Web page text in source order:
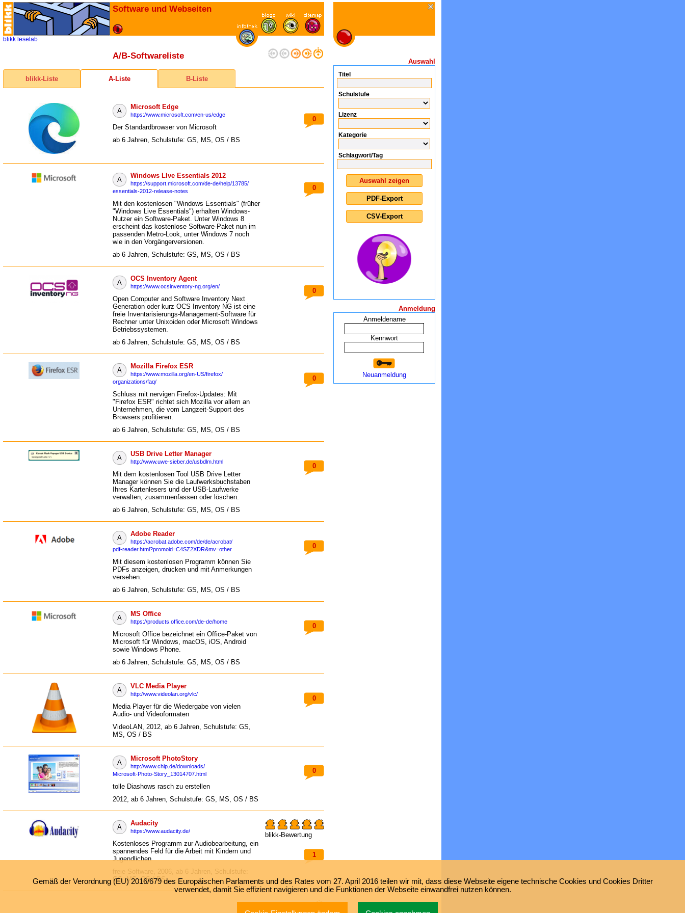
Software und Webseiten
blikk leselab
A/B-Softwareliste
blikk-Liste A-Liste B-Liste
A
Microsoft Edge
https://www.microsoft.com/en-us/edge
Der Standardbrowser von Microsoft
ab 6 Jahren, Schulstufe: GS, MS, OS / BS
0
A
Windows LIve Essentials 2012
https://support.microsoft.com/de-de/help/13785/
essentials-2012-release-notes
Mit den kostenlosen "Windows Essentials" (früher
"Windows Live Essentials") erhalten Windows-
Nutzer ein Software-Paket. Unter Windows 8
erscheint das kostenlose Software-Paket nun im
passenden Metro-Look, unter Windows 7 noch
wie in den Vorgängerversionen.
ab 6 Jahren, Schulstufe: GS, MS, OS / BS
0
A
OCS Inventory Agent
https://www.ocsinventory-ng.org/en/
Open Computer and Software Inventory Next
Generation oder kurz OCS Inventory NG ist eine
freie Inventarisierungs-Management-Software für
Rechner unter Unixoiden oder Microsoft Windows
Betriebssystemen.
ab 6 Jahren, Schulstufe: GS, MS, OS / BS
0
A
Mozilla Firefox ESR
https://www.mozilla.org/en-US/firefox/
organizations/faq/
Schluss mit nervigen Firefox-Updates: Mit
"Firefox ESR" richtet sich Mozilla vor allem an
Unternehmen, die vom Langzeit-Support des
Browsers profitieren.
ab 6 Jahren, Schulstufe: GS, MS, OS / BS
0
A
USB Drive Letter Manager
http://www.uwe-sieber.de/usbdlm.html
Mit dem kostenlosen Tool USB Drive Letter
Manager können Sie die Laufwerksbuchstaben
Ihres Kartenlesers und der USB-Laufwerke
verwalten, zusammenfassen oder löschen.
ab 6 Jahren, Schulstufe: GS, MS, OS / BS
0
A
Adobe Reader
https://acrobat.adobe.com/de/de/acrobat/
pdf-reader.html?promoid=C4SZ2XDR&mv=other
Mit diesem kostenlosen Programm können Sie
PDFs anzeigen, drucken und mit Anmerkungen
versehen.
ab 6 Jahren, Schulstufe: GS, MS, OS / BS
0
A
MS Office
https://products.office.com/de-de/home
Microsoft Office bezeichnet ein Office-Paket von
Microsoft für Windows, macOS, iOS, Android
sowie Windows Phone.
ab 6 Jahren, Schulstufe: GS, MS, OS / BS
0
A
VLC Media Player
http://www.videolan.org/vlc/
Media Player für die Wiedergabe von vielen
Audio- und Videoformaten
VideoLAN, 2012, ab 6 Jahren, Schulstufe: GS,
MS, OS / BS
0
A
Microsoft PhotoStory
http://www.chip.de/downloads/
Microsoft-Photo-Story_13014707.html
tolle Diashows rasch zu erstellen
2012, ab 6 Jahren, Schulstufe: GS, MS, OS / BS
0
A
Audacity
https://www.audacity.de/
Kostenloses Programm zur Audiobearbeitung, ein
spannendes Feld für die Arbeit mit Kindern und
Jugendlichen
freie Software, 2006, ab 6 Jahren, Schulstufe:
GS, MS, OS / BS
blikk-Bewertung
1
Auswahl
Titel
Schulstufe
Lizenz
Kategorie
Schlagwort/Tag
Anmeldung
Anmeldename
Kennwort
Neuanmeldung
Gemäß der Verordnung (EU) 2016/679 des Europäischen Parlaments und des Rates vom 27. April 2016 teilen wir mit, dass diese Webseite eigene technische Cookies und Cookies Dritter
verwendet, damit Sie effizient navigieren und die Funktionen der Webseite einwandfrei nutzen können.